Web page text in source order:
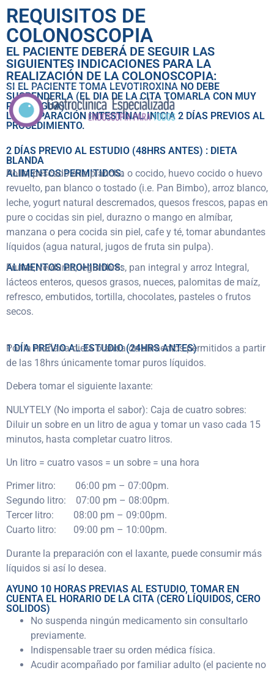
REQUISITOS DE
COLONOSCOPIA
EL PACIENTE DEBERÁ DE SEGUIR LAS
SIGUIENTES INDICACIONES PARA LA
REALIZACIÓN DE LA COLONOSCOPIA:
SI EL PACIENTE TOMA LEVOTIROXINA NO DEBE
SUSPENDERLA (EL DIA DE LA CITA TOMARLA CON MUY
POCA AGUA)
LA PREPARACIÓN INTESTINAL INICIA 2 DÍAS PREVIOS AL
PROCEDIMIENTO.
2 DÍAS PREVIO AL ESTUDIO (48HRS ANTES) : DIETA
BLANDA
ALIMENTOS PERMITIDOS:
Pollo, pescado a la plancha o cocido, huevo cocido o huevo
revuelto, pan blanco o tostado (i.e. Pan Bimbo), arroz blanco,
leche, yogurt natural descremados, quesos frescos, papas en
pure o cocidas sin piel, durazno o mango en almíbar,
manzana o pera cocida sin piel, cafe y té, tomar abundantes
líquidos (agua natural, jugos de fruta sin pulpa).
ALIMENTOS PROHIBIDOS:
Frutas, verduras, legumbres, pan integral y arroz Integral,
lácteos enteros, quesos grasos, nueces, palomitas de maíz,
refresco, embutidos, tortilla, chocolates, pasteles o frutos
secos.
1 DÍA PREVIO AL ESTUDIO (24HRS ANTES)
Por la mañana dieta blanda de alimentos permitidos a partir
de las 18hrs únicamente tomar puros líquidos.
Debera tomar el siguiente laxante:
NULYTELY (No importa el sabor): Caja de cuatro sobres:
Diluir un sobre en un litro de agua y tomar un vaso cada 15
minutos, hasta completar cuatro litros.
Un litro = cuatro vasos = un sobre = una hora
Primer litro: 06:00 pm – 07:00pm.
Segundo litro: 07:00 pm – 08:00pm.
Tercer litro: 08:00 pm – 09:00pm.
Cuarto litro: 09:00 pm – 10:00pm.
Durante la preparación con el laxante, puede consumir más
líquidos si así lo desea.
AYUNO 10 HORAS PREVIAS AL ESTUDIO, TOMAR EN
CUENTA EL HORARIO DE LA CITA (CERO LÍQUIDOS, CERO
SOLIDOS)
No suspenda ningún medicamento sin consultarlo
previamente.
Indispensable traer su orden médica física.
Acudir acompañado por familiar adulto (el paciente no